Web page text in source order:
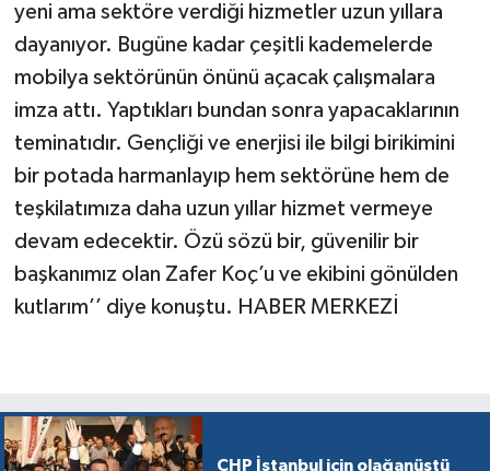
yeni ama sektöre verdiği hizmetler uzun yıllara
dayanıyor. Bugüne kadar çeşitli kademelerde
mobilya sektörünün önünü açacak çalışmalara
imza attı. Yaptıkları bundan sonra yapacaklarının
teminatıdır. Gençliği ve enerjisi ile bilgi birikimini
bir potada harmanlayıp hem sektörüne hem de
teşkilatımıza daha uzun yıllar hizmet vermeye
devam edecektir. Özü sözü bir, güvenilir bir
başkanımız olan Zafer Koç’u ve ekibini gönülden
kutlarım’’ diye konuştu. HABER MERKEZİ
CHP İstanbul için olağanüstü